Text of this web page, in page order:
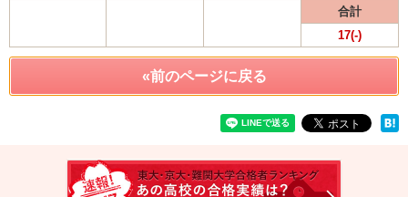
合計
17(-)
«前のページに戻る